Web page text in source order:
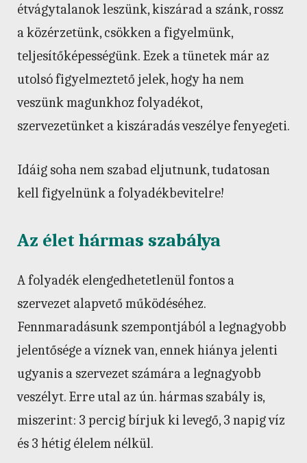
étvágytalanok leszünk, kiszárad a szánk, rossz
a közérzetünk, csökken a figyelmünk,
teljesítőképességünk. Ezek a tünetek már az
utolsó figyelmeztető jelek, hogy ha nem
veszünk magunkhoz folyadékot,
szervezetünket a kiszáradás veszélye fenyegeti.
Idáig soha nem szabad eljutnunk, tudatosan
kell figyelnünk a folyadékbevitelre!
Az élet hármas szabálya
A folyadék elengedhetetlenül fontos a
szervezet alapvető működéséhez.
Fennmaradásunk szempontjából a legnagyobb
jelentősége a víznek van, ennek hiánya jelenti
ugyanis a szervezet számára a legnagyobb
veszélyt. Erre utal az ún. hármas szabály is,
miszerint: 3 percig bírjuk ki levegő, 3 napig víz
és 3 hétig élelem nélkül.